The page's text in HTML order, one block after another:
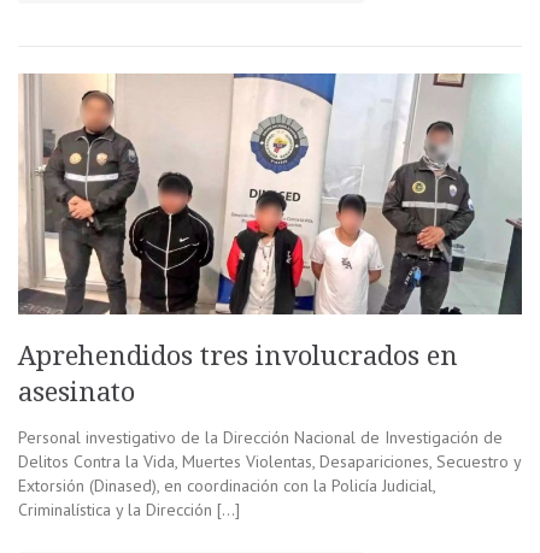
Aprehendidos tres involucrados en
asesinato
Personal investigativo de la Dirección Nacional de Investigación de
Delitos Contra la Vida, Muertes Violentas, Desapariciones, Secuestro y
Extorsión (Dinased), en coordinación con la Policía Judicial,
Criminalística y la Dirección […]